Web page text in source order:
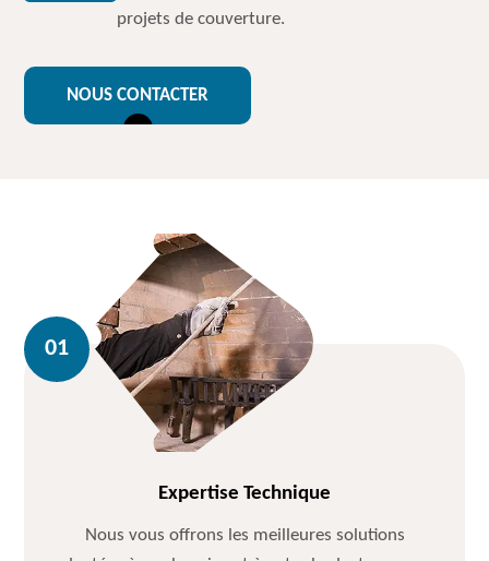
projets de couverture.
NOUS CONTACTER
Expertise Technique
Nous vous offrons les meilleures solutions